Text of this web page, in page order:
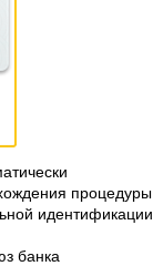
процедуры
идентификации
банка